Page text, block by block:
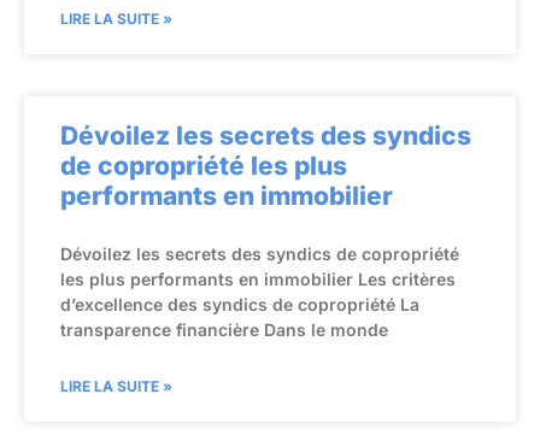
LIRE LA SUITE »
Dévoilez les secrets des syndics
de copropriété les plus
performants en immobilier
Dévoilez les secrets des syndics de copropriété
les plus performants en immobilier Les critères
d’excellence des syndics de copropriété La
transparence financière Dans le monde
LIRE LA SUITE »